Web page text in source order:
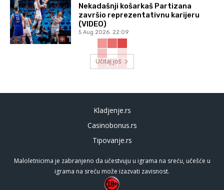
Nekadašnji košarkaš Partizana
završio reprezentativnu karijeru
(VIDEO)
5 Aug 2026. 22:09
Učitaj još
Kladjenje.rs
Casinobonus.rs
Tipovanje.rs
Maloletnicima je zabranjeno da učestvuju u igrama na sreću, učešće u
igrama na sreću može izazvati zavisnost.